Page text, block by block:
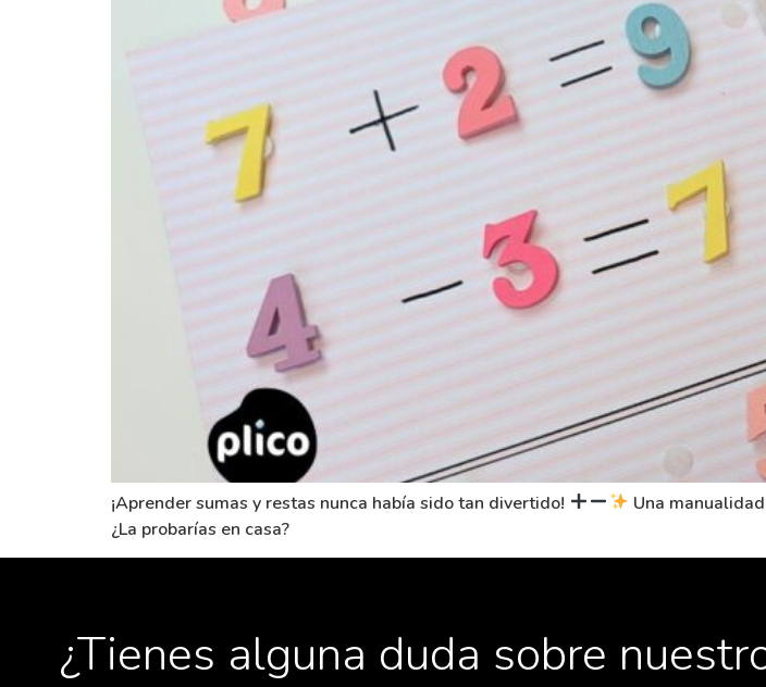
¡Aprender sumas y restas nunca había sido tan divertido!
Una
¿La probarías en casa?
¿Tienes alguna duda sobre